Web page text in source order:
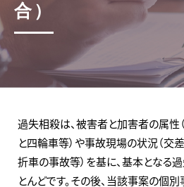
合）
過失相殺は、被害者と加害者の属性
と四輪車等）や事故現場の状況（交
折車の事故等）を基に、基本となる
とんどです。その後、当該事案の個別